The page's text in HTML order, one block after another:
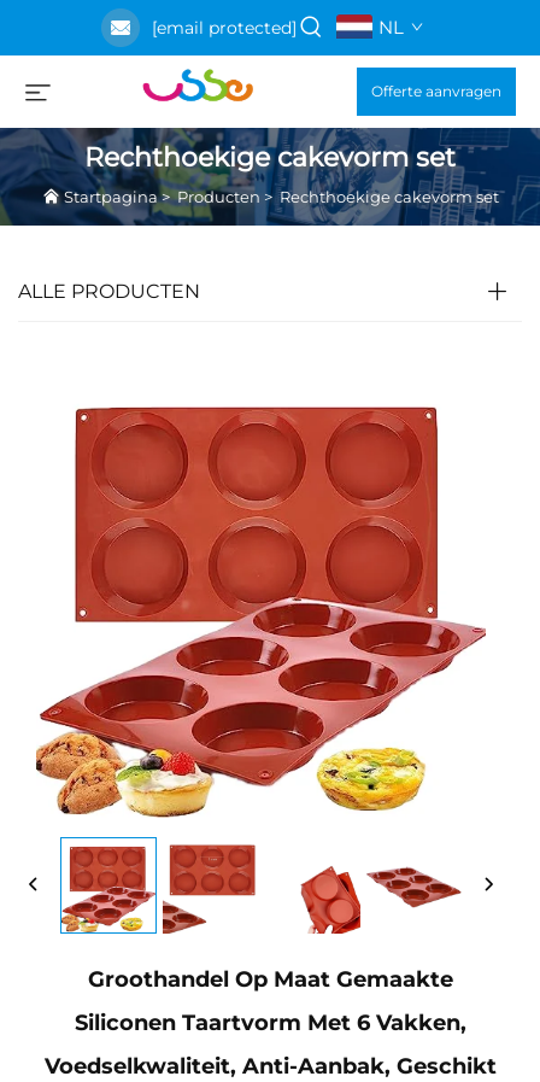
[email protected] NL
Offerte aanvragen
Rechthoekige cakevorm set
Startpagina>Producten >Rechthoekige cakevorm set
ALLE PRODUCTEN
Groothandel Op Maat Gemaakte
Siliconen Taartvorm Met 6 Vakken,
Voedselkwaliteit, Anti-Aanbak, Geschikt